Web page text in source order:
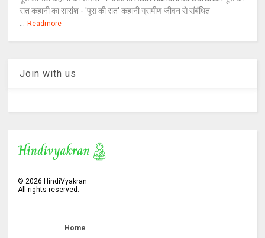
रात कहानी का सारांश - 'पूस की रात' कहानी ग्रामीण जीवन से संबंधित
... Readmore
Join with us
©2026 HindiVyakran
All rights reserved.
Home